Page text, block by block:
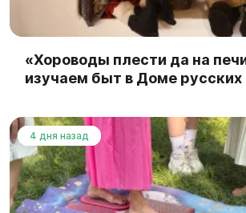
«Хороводы плести да на
изучаем быт в Доме
4 дня назад